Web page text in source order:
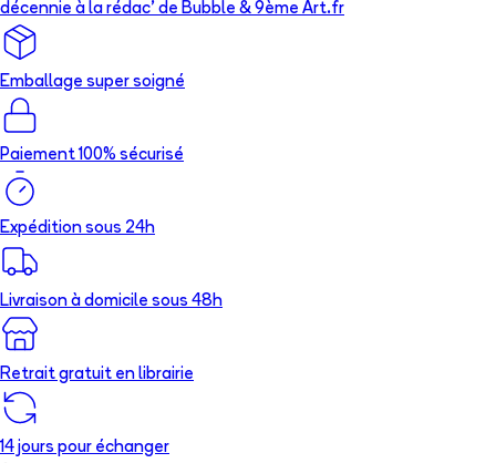
décennie à la rédac’ de Bubble & 9ème Art.fr
Emballage super soigné
Paiement 100% sécurisé
Expédition sous 24h
Livraison à domicile sous 48h
Retrait gratuit en librairie
14 jours pour échanger